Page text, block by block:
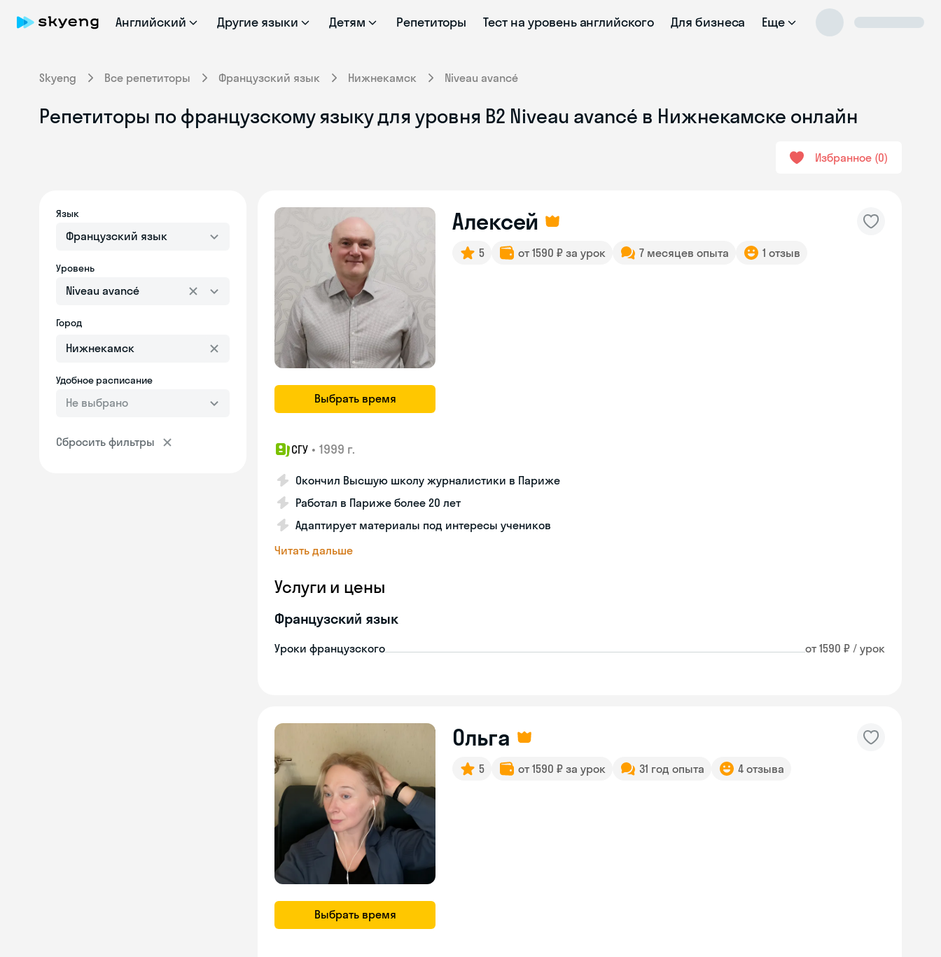
Английский Другие языки Детям Репетиторы Тест на уровень английского Для бизнеса Еще
Skyeng Все репетиторы Французский язык Нижнекамск Niveau avancé
Репетиторы по французскому языку для уровня B2 Niveau avancé в Нижнекамске онлайн
Избранное 0
Язык
Французский язык
Уровень
Niveau avancé
Город
Удобное расписание
Не выбрано
Сбросить фильтры
Выбрать время
Алексей
5 от 1590 ₽ за урок 7 месяцев опыта 1 отзыв
СГУ • 1999 г.
Окончил Высшую школу журналистики в Париже
Работал в Париже более 20 лет
Адаптирует материалы под интересы учеников
Читать дальше
Услуги и цены
Французский язык
Уроки французского от 1590 ₽ / урок
Выбрать время
Ольга
5 от 1590 ₽ за урок 31 год опыта 4 отзыва